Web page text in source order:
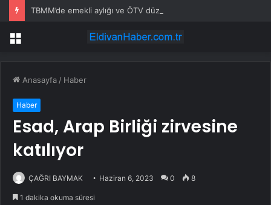
Menü
Anasayfa / Haber
Haber
Esad, Arap Birliği zirvesine
katılıyor
ÇAĞRI BAYMAK Haziran 6, 2023 0 8
1 dakika okuma süresi